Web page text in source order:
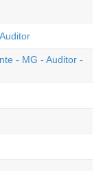
- MG - Auditor -